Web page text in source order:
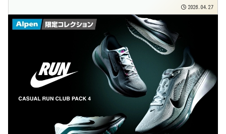
2026.04.27